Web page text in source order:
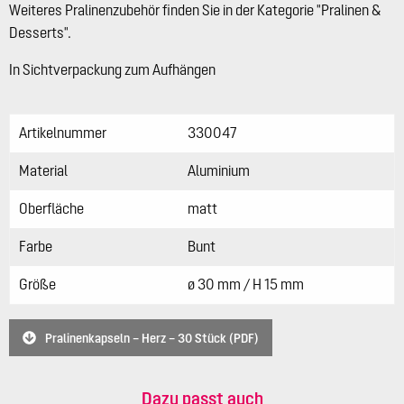
Weiteres Pralinenzubehör finden Sie in der Kategorie "Pralinen &
Desserts".
In Sichtverpackung zum Aufhängen
Artikelnummer 330047
Material Aluminium
Oberfläche matt
Farbe Bunt
Größe ø 30 mm / H 15 mm
Pralinenkapseln – Herz – 30 Stück (PDF)
Dazu passt auch